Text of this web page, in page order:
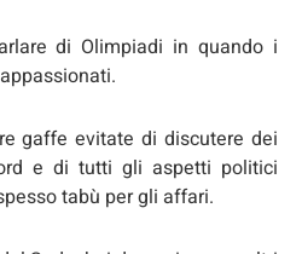
di Olimpiadi in quando i
gaffe evitate di discutere dei
e di tutti gli aspetti politici
tabù per gli affari.